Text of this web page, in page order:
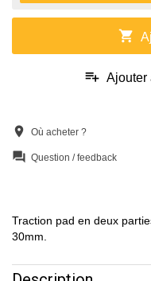
shopping_cart
playlist_add Ajouter
location_on Où acheter ?
question_answer Question / feedback
Traction pad en deux
30mm.